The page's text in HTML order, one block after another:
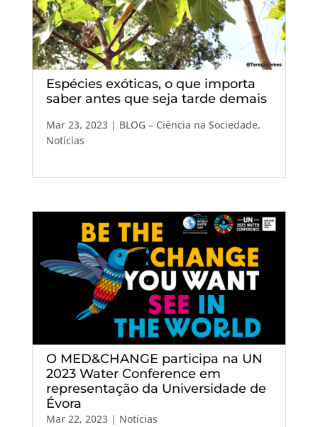
Espécies exóticas, o que importa
saber antes que seja tarde demais
Mar 23, 2023| BLOG – Ciência na Sociedade,
Notícias
O MED&CHANGE participa na UN
2023 Water Conference em
representação da Universidade de
Évora
Mar 22, 2023| Notícias